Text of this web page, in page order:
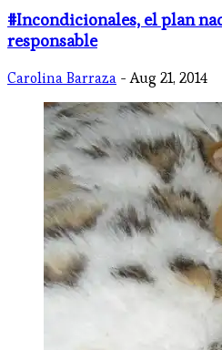
#Incondicionales, el plan
responsable
Carolina Barraza - Aug 21, 2014